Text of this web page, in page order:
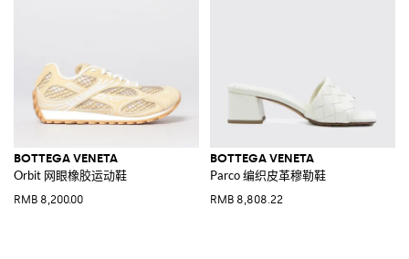
BOTTEGA VENETA
Orbit 网眼橡胶运动鞋
RMB 8,200.00
BOTTEGA VENETA
Parco 编织皮革穆勒鞋
RMB 8,808.22